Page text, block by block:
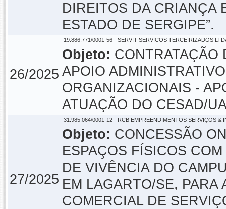
DIREITOS DA CRIANÇA
ESTADO DE SERGIPE”.
26/2025
19.886.771/0001-56 - SERVIT SERVICOS TERCEIRIZADOS
Objeto: CONTRATAÇÃO
APOIO
ORGANIZACIONAIS -
ATUAÇÃO DO CESAD/
27/2025
31.985.064/0001-12 - RCB EMPREENDIMENTOS SERVIÇOS &
Objeto: CONCESSÃO
ESPAÇOS FÍSICOS
DE VIVÊNCIA DO
EM LAGARTO/SE, PARA
COMERCIAL DE